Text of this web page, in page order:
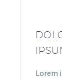
Lorem